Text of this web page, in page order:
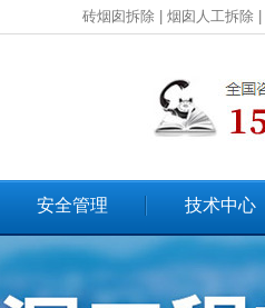
砖烟囱拆除 烟囱人工拆除
安全管理 技术中心